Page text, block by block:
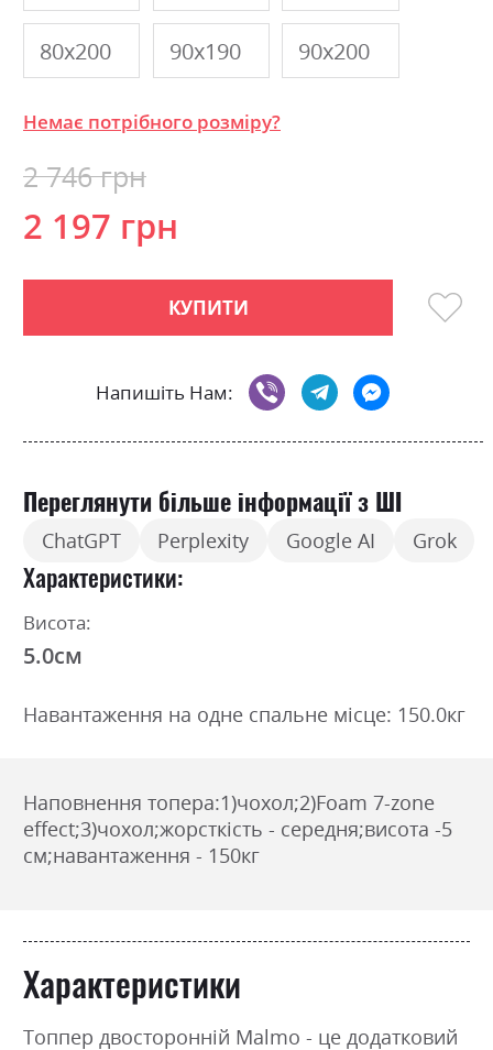
80х200 90х190 90х200
Немає потрібного розміру?
2 197 грн
2 746 грн
КУПИТИ
Напишіть Нам:
Переглянути більше інформації з ШІ
ChatGPT Perplexity Google AI Grok
Характеристики
Висота:
5.0см
Навантаження на одне спальне місце: 150.0кг
Наповнення топера:1)чохол;2)Foam 7-zone
effect;3)чохол;жорсткість - середня;висота -5
см;навантаження - 150кг
Характеристики
Топпер двосторонній Malmo - це додатковий